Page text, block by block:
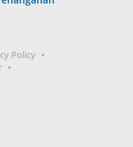
Policy